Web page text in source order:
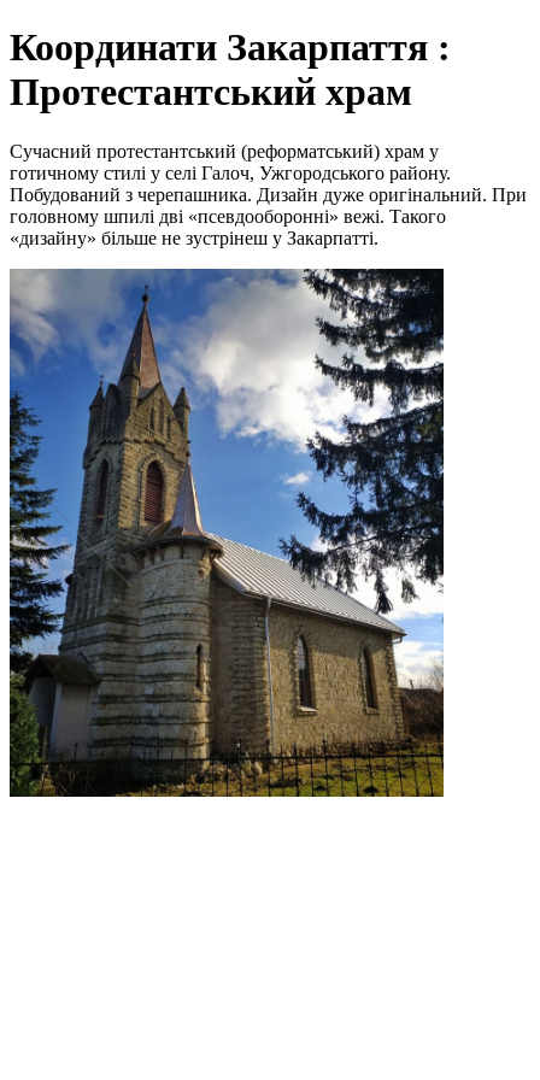
Координати Закарпаття :
Протестантський храм
Сучасний протестантський (реформатський) храм у
готичному стилі у селі Галоч, Ужгородського району.
Побудований з черепашника. Дизайн дуже оригінальний. При
головному шпилі дві «псевдооборонні» вежі. Такого
«дизайну» більше не зустрінеш у Закарпатті.